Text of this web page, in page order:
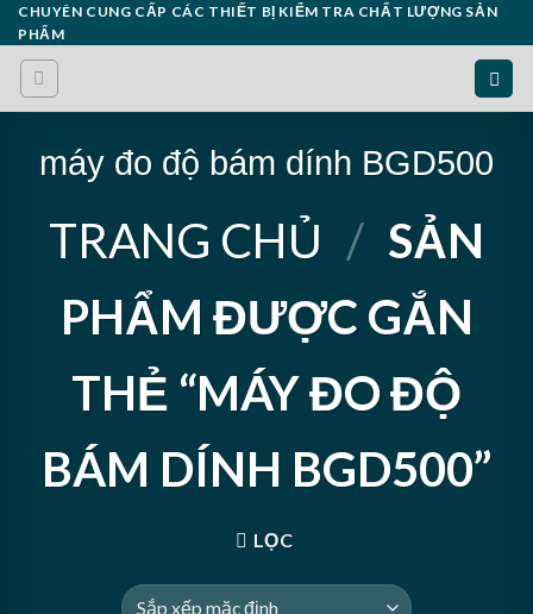
Skip
to
content
CHUYÊN CUNG CẤP CÁC THIẾT BỊ KIỂM TRA CHẤT LƯỢNG SẢN
PHẨM
máy đo độ bám dính BGD500
TRANG CHỦ / SẢN
PHẨM ĐƯỢC GẮN
THẺ “MÁY ĐO ĐỘ
BÁM DÍNH BGD500”
LỌC